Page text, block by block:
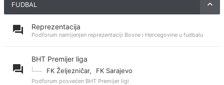
FUDBAL
Reprezentacija
Podforum namijenjen reprezentaciji Bosne i Hercegovine u fudbalu
BHT Premijer liga
FK Željezničar, FK Sarajevo
Podforum posvećen BHT Premijer ligi